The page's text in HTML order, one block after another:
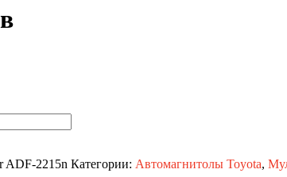
Toyota LC Prado 150 21+ комплектация
ADF-2215n Категории: Автомагнитолы Toyota,